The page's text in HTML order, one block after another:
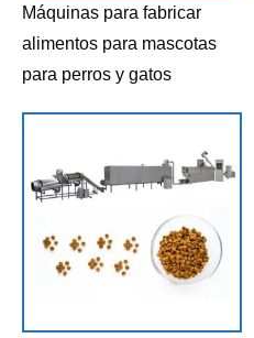
Máquinas para fabricar
alimentos para mascotas
para perros y gatos